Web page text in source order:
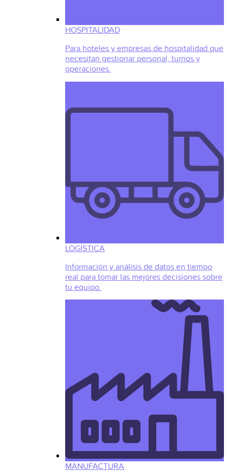
HOSPITALIDAD
Para hoteles y empresas de hospitalidad que
necesitan gestionar personal, turnos y
operaciones.
LOGÍSTICA
Información y análisis de datos en tiempo
real para tomar las mejores decisiones sobre
tu equipo.
MANUFACTURA